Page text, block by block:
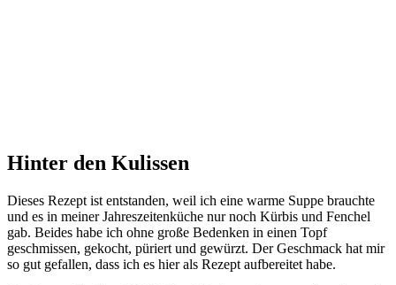
Hinter den Kulissen
Dieses Rezept ist entstanden, weil ich eine warme Suppe brauchte
und es in meiner Jahreszeitenküche nur noch Kürbis und Fenchel
gab. Beides habe ich ohne große Bedenken in einen Topf
geschmissen, gekocht, püriert und gewürzt. Der Geschmack hat mir
so gut gefallen, dass ich es hier als Rezept aufbereitet habe.